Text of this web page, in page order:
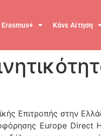
Erasmus+ Κάνε Αίτηση
Επιτροπής στην
Europe Direct